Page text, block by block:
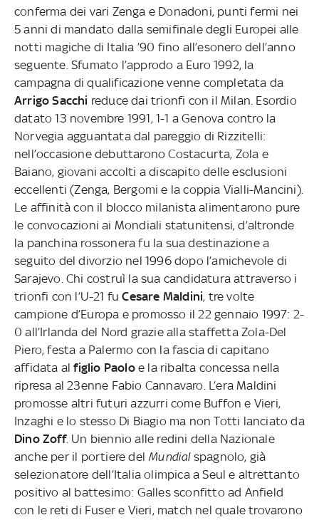
conferma dei vari Zenga e Donadoni, punti fermi nei
5 anni di mandato dalla semifinale degli Europei alle
notti magiche di Italia ’90 fino all’esonero dell’anno
seguente. Sfumato l’approdo a Euro 1992, la
campagna di qualificazione venne completata da
Arrigo Sacchi reduce dai trionfi con il Milan. Esordio
datato 13 novembre 1991, 1-1 a Genova contro la
Norvegia agguantata dal pareggio di Rizzitelli:
nell’occasione debuttarono Costacurta, Zola e
Baiano, giovani accolti a discapito delle esclusioni
eccellenti (Zenga, Bergomi e la coppia Vialli-Mancini).
Le affinità con il blocco milanista alimentarono pure
le convocazioni ai Mondiali statunitensi, d’altronde
la panchina rossonera fu la sua destinazione a
seguito del divorzio nel 1996 dopo l’amichevole di
Sarajevo. Chi costruì la sua candidatura attraverso i
trionfi con l’U-21 fuCesare Maldini, tre volte
campione d’Europa e promosso il 22 gennaio 1997: 2-
0 all’Irlanda del Nord grazie alla staffetta Zola-Del
Piero, festa a Palermo con la fascia di capitano
affidata alfiglio Paoloe la ribalta concessa nella
ripresa al 23enne Fabio Cannavaro. L’era Maldini
promosse altri futuri azzurri come Buffon e Vieri,
Inzaghi e lo stesso Di Biagio ma non Totti lanciato da
Dino Zoff. Un biennio alle redini della Nazionale
anche per il portiere delMundialspagnolo, già
selezionatore dell’Italia olimpica a Seul e altrettanto
positivo al battesimo: Galles sconfitto ad Anfield
con le reti di Fuser e Vieri, match nel quale trovarono